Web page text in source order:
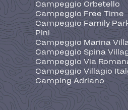
Campeggio Orbetello
Campeggio Free Time
Campeggio Family
Pini
Campeggio Marina
Campeggio Spina
Campeggio Via
Campeggio Villagio
Camping Adriano